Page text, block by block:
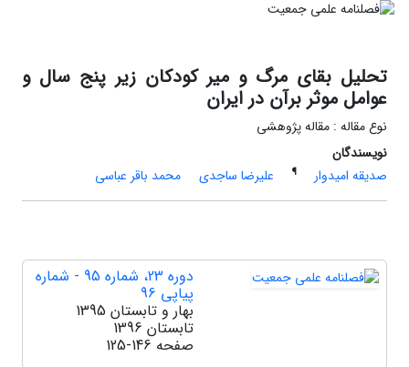
تحلیل بقای مرگ و میر کودکان زیر پنج سال و
عوامل موثر برآن در ایران
نوع مقاله : مقاله پژوهشی
نویسندگان
صدیقه امیدوار
¶ علیرضا ساجدی محمد باقر عباسی
دوره 23، شماره 95 - شماره
پیاپی 96
بهار و تابستان 1395
تابستان 1396
صفحه 125-146